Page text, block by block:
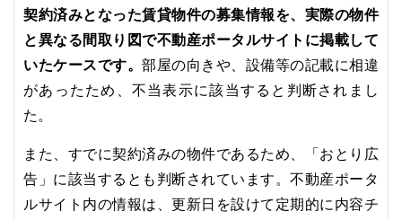
契約済みとなった賃貸物件の募集情報を、実際の物件
と異なる間取り図で不動産ポータルサイトに掲載して
いたケースです。部屋の向きや、設備等の記載に相違
があったため、不当表示に該当すると判断されまし
た。
また、すでに契約済みの物件であるため、「おとり広
告」に該当するとも判断されています。不動産ポータ
ルサイト内の情報は、更新日を設けて定期的に内容チ